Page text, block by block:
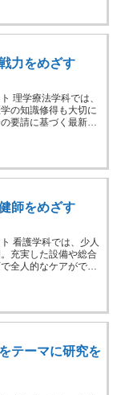
力をめざす
理学療法学科では、
の知識修得も大切に
要請に基づく最新…
師をめざす
看護学科では、少人
充実した設備や総合
全人的なケアがで…
テーマに研究を